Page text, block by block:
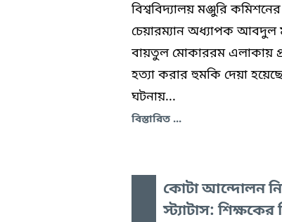
বিশ্ববিদ্যালয় মঞ্জুরি
চেয়ারম্যান অধ্যাপক আবদুল
বায়তুল মোকাররম এলাকায়
হত্যা করার হুমকি দেয়া
ঘটনায়...
বিস্তারিত ...
কোটা আন্দোলন
স্ট্যাটাস: শিক্ষকের